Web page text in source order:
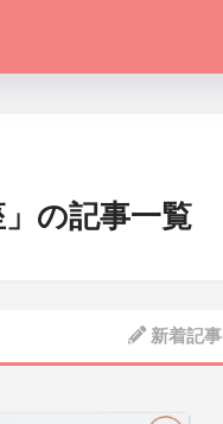
」の記事一覧
新着記事